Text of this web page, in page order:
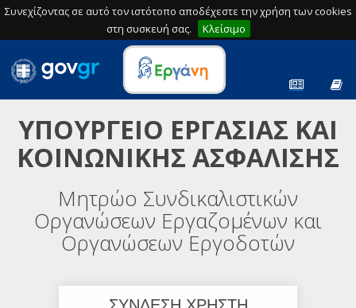
Συνεχίζοντας σε αυτό τον ιστότοπο αποδέχεστε την χρήση των cookies
στη συσκευή σας.
Κλείσιμο
ΥΠΟΥΡΓΕΙΟ ΕΡΓΑΣΙΑΣ ΚΑΙ
ΚΟΙΝΩΝΙΚΗΣ ΑΣΦΑΛΙΣΗΣ
Μητρώο Συνδικαλιστικών
Οργανώσεων Εργαζομένων και
Οργανώσεων Εργοδοτών